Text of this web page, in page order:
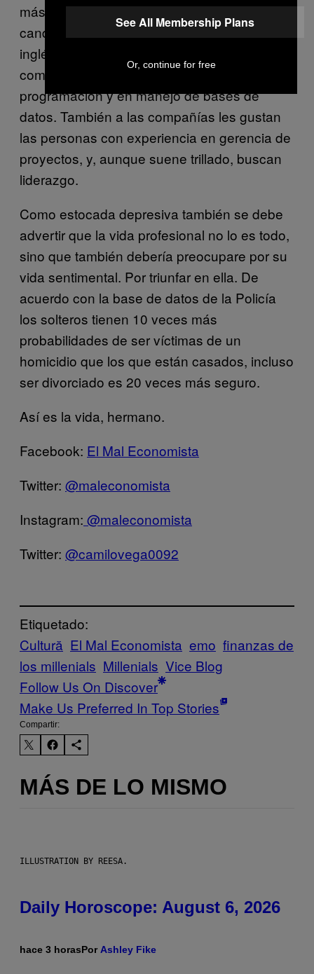
más posibilidades de ser contratado que otro
candidato con maestría, pero que no sepa
inglés. Lo mismo pasa con habilidades
computacionales como conocimientos en
programación y en manejo de bases de
datos. También a las compañías les gustan
las personas con experiencia en gerencia de
proyectos, y, aunque suene trillado, buscan
liderazgo.
Como estocada depresiva también se debe
advertir que la vida profesional no lo es todo,
sino que también debería preocupare por su
vida sentimental. Por triunfar en ella. De
acuerdo con la base de datos de la Policía
los solteros tienen 10 veces más
probabilidades de ser víctimas de un
homicidio que los que están casados, incluso
ser divorciado es 20 veces más seguro.
Así es la vida, hermano.
Facebook: El Mal Economista
Twitter: @maleconomista
Instagram: @maleconomista
Twitter: @camilovega0092
Etiquetado:
Cultură El Mal Economista emo finanzas de
los millenials Millenials Vice Blog
Follow Us On Discover
Make Us Preferred In Top Stories
Compartir:
MÁS DE LO MISMO
ILLUSTRATION BY REESA.
Daily Horoscope: August 6, 2026
hace 3 horasPorAshley Fike
See All Membership Plans
Or, continue for free